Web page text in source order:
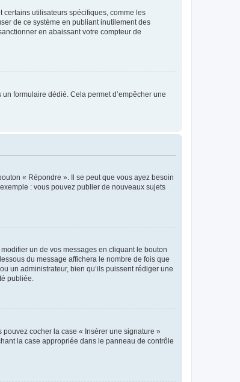
certains utilisateurs spécifiques, comme les
de ce système en publiant inutilement des
en abaissant votre compteur de
formulaire dédié. Cela permet d’empêcher une
« Répondre ». Il se peut que vous ayez besoin
: vous pouvez publier de nouveaux sujets
un de vos messages en cliquant le bouton
du message affichera le nombre de fois que
un administrateur, bien qu’ils puissent rédiger une
publiée.
cocher la case « Insérer une signature »
la case appropriée dans le panneau de contrôle